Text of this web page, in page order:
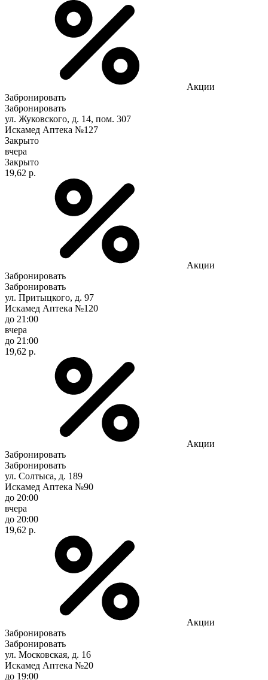
Акции
Забронировать
Забронировать
ул. Жуковского, д. 14, пом. 307
Искамед Аптека №127
Закрыто
вчера
Закрыто
19,62 р.
Акции
Забронировать
Забронировать
ул. Притыцкого, д. 97
Искамед Аптека №120
до 21:00
вчера
до 21:00
19,62 р.
Акции
Забронировать
Забронировать
ул. Солтыса, д. 189
Искамед Аптека №90
до 20:00
вчера
до 20:00
19,62 р.
Акции
Забронировать
Забронировать
ул. Московская, д. 16
Искамед Аптека №20
до 19:00